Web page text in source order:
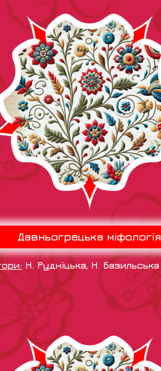
Давньогрецька міфологія
Н. Рудніцька, Н. Базильська